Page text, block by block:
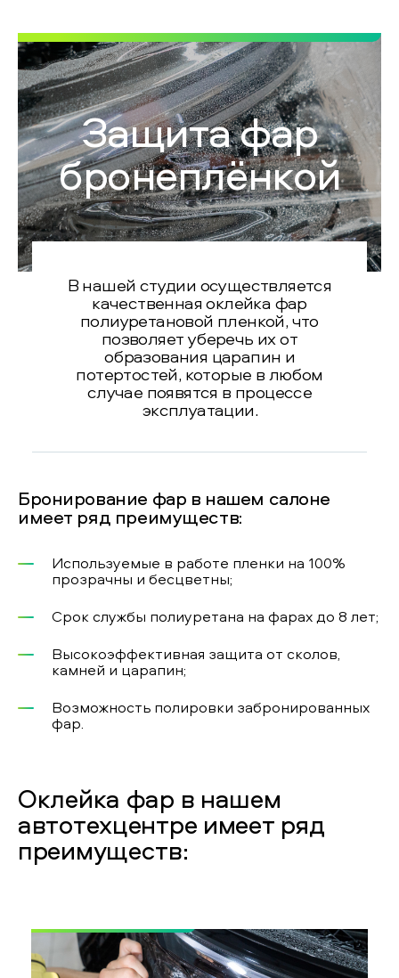
Защита фар
бронеплёнкой
В нашей студии осуществляется
качественная оклейка фар
полиуретановой пленкой, что
позволяет уберечь их от
образования царапин и
потертостей, которые в любом
случае появятся в процессе
эксплуатации.
Бронирование фар в нашем салоне
имеет ряд преимуществ:
Используемые в работе пленки на 100%
прозрачны и бесцветны;
Срок службы полиуретана на фарах до 8 лет;
Высокоэффективная защита от сколов,
камней и царапин;
Возможность полировки забронированных
фар.
Оклейка фар в нашем
автотехцентре имеет ряд
преимуществ: